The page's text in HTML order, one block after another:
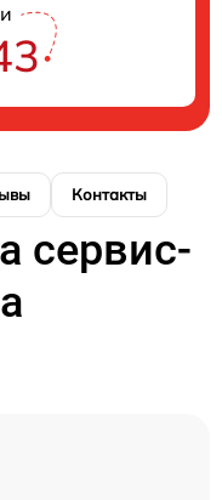
Контакты
сервис-